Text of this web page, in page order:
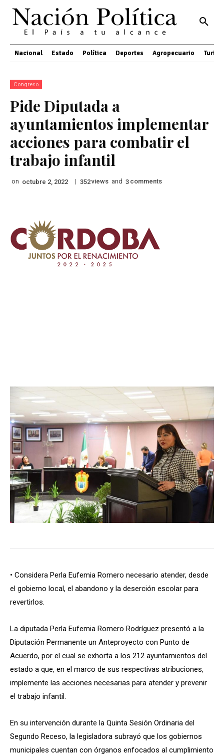
Nacional Estado Política Deportes Agropecuario
Congreso
Pide Diputada a
ayuntamientos implementar
acciones para combatir el
trabajo infantil
on octubre 2, 2022 | 352views and 3 comments
• Considera Perla Eufemia Romero necesario atender, desde
el gobierno local, el abandono y la deserción escolar para
revertirlos.
La diputada Perla Eufemia Romero Rodríguez presentó a la
Diputación Permanente un Anteproyecto con Punto de
Acuerdo, por el cual se exhorta a los 212 ayuntamientos del
estado a que, en el marco de sus respectivas atribuciones,
implemente las acciones necesarias para atender y prevenir
el trabajo infantil.
En su intervención durante la Quinta Sesión Ordinaria del
Segundo Receso, la legisladora subrayó que los gobiernos
municipales cuentan con órganos enfocados al cumplimiento